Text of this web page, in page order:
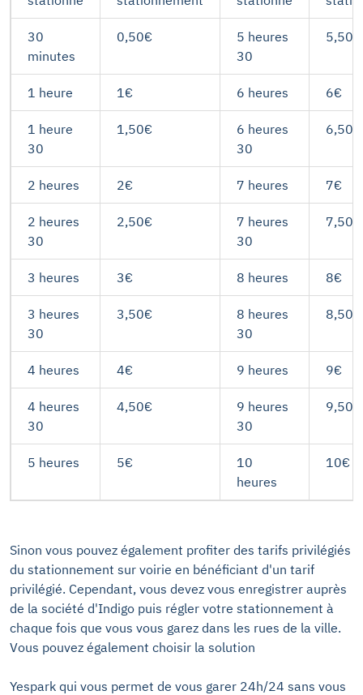
30
minutes
0,50€
5 heures
30
5,50€
1 heure 1€ 6 heures 6€
1 heure
30
1,50€
6 heures
30
6,50€
2 heures 2€ 7 heures 7€
2 heures
30
2,50€
7 heures
30
7,50€
3 heures 3€ 8 heures 8€
3 heures
30
3,50€
8 heures
30
8,50€
4 heures 4€ 9 heures 9€
4 heures
30
4,50€
9 heures
30
9,50€
5 heures 5€
10
heures
10€
Sinon vous pouvez également profiter des tarifs privilégiés
du stationnement sur voirie en bénéficiant d'un tarif
privilégié. Cependant, vous devez vous enregistrer auprès
de la société d'Indigo puis régler votre stationnement à
chaque fois que vous vous garez dans les rues de la ville.
Vous pouvez également choisir la solution
Yespark qui vous permet de vous garer 24h/24 sans vous